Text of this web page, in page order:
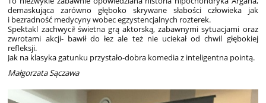
demaskująca zarówno głęboko skrywane słabości człowieka jak
i bezradność medycyny wobec egzystencjalnych rozterek.
Spektakl zachwycił świetna grą aktorską, zabawnymi sytuacjami oraz
zwrotami akcji- bawił do łez ale też nie uciekał od chwil głębokiej
refleksji.
Jak na klasyka gatunku przystało-dobra komedia z inteligentna pointą.
Małgorzata Sączawa